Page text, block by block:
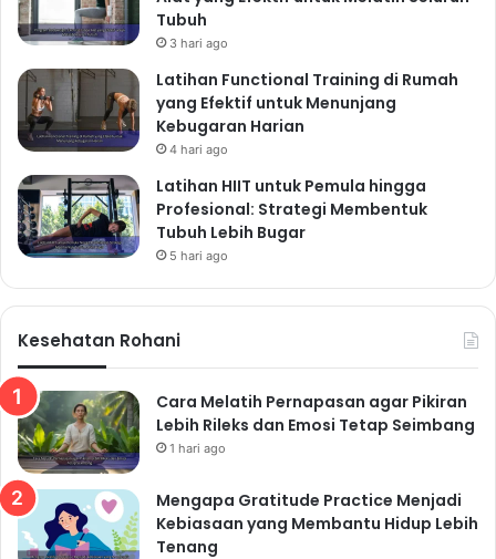
Tubuh
3 hari ago
Latihan Functional Training di Rumah
yang Efektif untuk Menunjang
Kebugaran Harian
4 hari ago
Latihan HIIT untuk Pemula hingga
Profesional: Strategi Membentuk
Tubuh Lebih Bugar
5 hari ago
Kesehatan Rohani
Cara Melatih Pernapasan agar Pikiran
Lebih Rileks dan Emosi Tetap Seimbang
1 hari ago
Mengapa Gratitude Practice Menjadi
Kebiasaan yang Membantu Hidup Lebih
Tenang